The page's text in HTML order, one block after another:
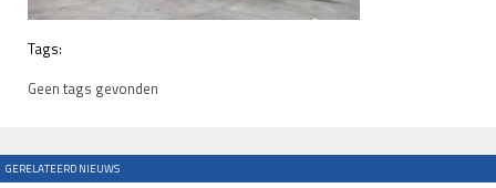
Tags:
Geen tags gevonden
GERELATEERD NIEUWS